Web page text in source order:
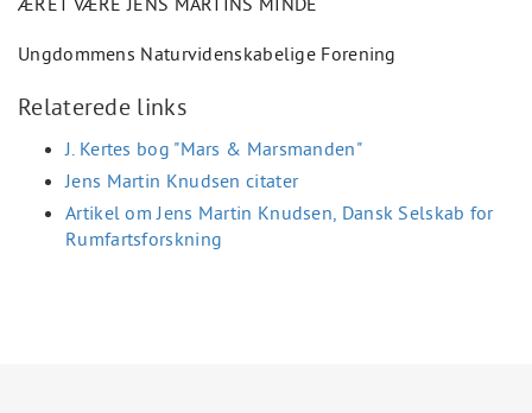
Ungdommens Naturvidenskabelige Forening
Relaterede links
J. Kertes bog "Mars & Marsmanden"
Jens Martin Knudsen citater
Artikel om Jens Martin Knudsen, Dansk Selskab for
Rumfartsforskning